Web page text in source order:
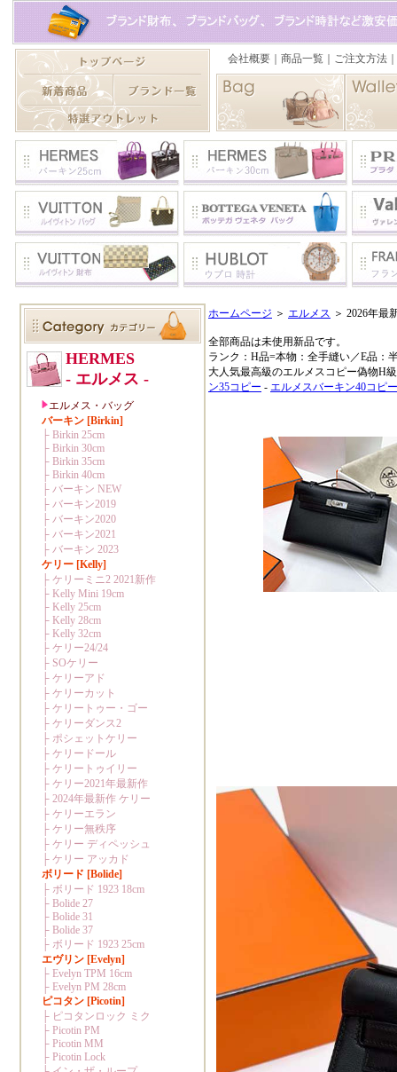
ホームページ ＞ エルメス ＞ 2026年
全部商品は未使用新品です。
ランク：H品=本物：全手縫い／E品：
大人気最高級のエルメスコピー偽物H
ン35コピー - エルメスバーキン40コピー